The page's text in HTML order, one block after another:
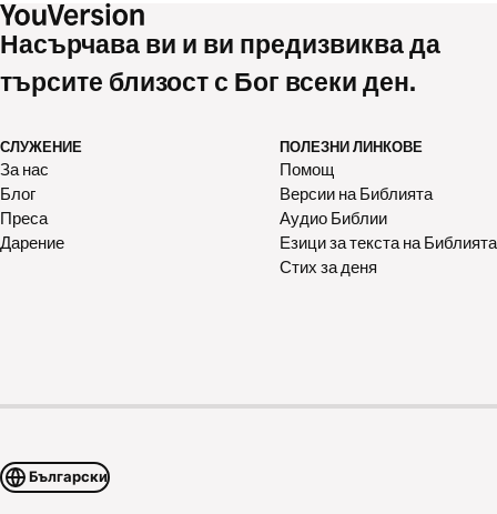
Насърчава ви и ви предизвиква да
търсите близост с Бог всеки ден.
СЛУЖЕНИЕ
За нас
Блог
Преса
Дарение
ПОЛЕЗНИ ЛИНКОВЕ
Помощ
Версии на Библията
Аудио Библии
Езици за текста на Библията
Стих за деня
Български